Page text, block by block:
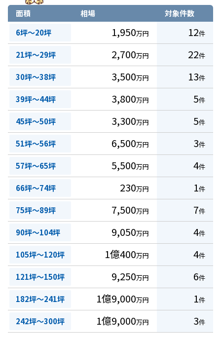
面積 相場
対象件数
6坪～20坪
1,950万円 12件
21坪～29坪 2,700万円 22件
30坪～38坪 3,500万円 13件
39坪～44坪 3,800万円 5件
45坪～50坪 3,300万円 5件
51坪～56坪 6,500万円 3件
57坪～65坪 5,500万円 4件
66坪～74坪 230万円 1件
75坪～89坪 7,500万円 7件
90坪～104坪 9,050万円 4件
105坪～120坪 1億400万円 4件
121坪～150坪 9,250万円 6件
182坪～241坪 1億9,000万円 1件
242坪～300坪 1億9,000万円 3件